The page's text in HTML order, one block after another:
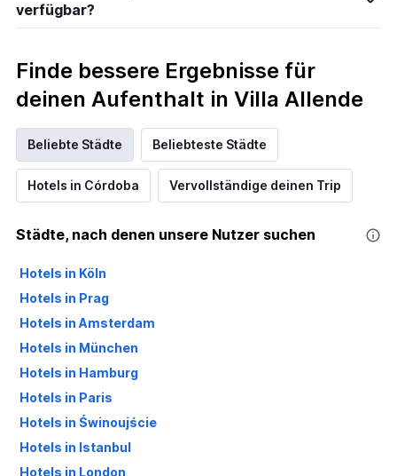
verfügbar?
Finde bessere Ergebnisse für
deinen Aufenthalt in Villa Allende
Beliebte Städte Beliebteste Städte
Hotels in Córdoba Vervollständige deinen Trip
Städte, nach denen unsere Nutzer suchen
Hotels in Köln
Hotels in Prag
Hotels in Amsterdam
Hotels in München
Hotels in Hamburg
Hotels in Paris
Hotels in Świnoujście
Hotels in Istanbul
Hotels in London